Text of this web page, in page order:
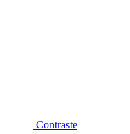
Contraste